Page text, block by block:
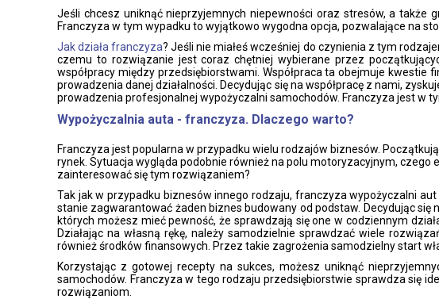
Jeśli chcesz uniknąć nieprzyjemnych niepewności oraz stresów, a także
Franczyza w tym wypadku to wyjątkowo wygodna opcja, pozwalające na
Jak działa franczyza? Jeśli nie miałeś wcześniej do czynienia z tym
czemu to rozwiązanie jest coraz chętniej wybierane przez
współpracy między przedsiębiorstwami. Współpraca ta obejmuje
prowadzenia danej działalności. Decydując się na współpracę z nami,
prowadzenia profesjonalnej wypożyczalni samochodów. Franczyza jest w
Wypożyczalnia auta - franczyza. Dlaczego warto?
Franczyza jest popularna w przypadku wielu rodzajów biznesów.
rynek. Sytuacja wygląda podobnie również na polu motoryzacyjnym,
zainteresować się tym rozwiązaniem?
Tak jak w przypadku biznesów innego rodzaju, franczyza wypożyczalni
stanie zagwarantować żaden biznes budowany od podstaw. Decydując
których możesz mieć pewność, że sprawdzają się one w codziennym
Działając na własną rękę, należy samodzielnie sprawdzać wiele
również środków finansowych. Przez takie zagrożenia samodzielny start
Korzystając z gotowej recepty na sukces, możesz uniknąć
samochodów. Franczyza w tego rodzaju przedsiębiorstwie sprawdza się
rozwiązaniom.